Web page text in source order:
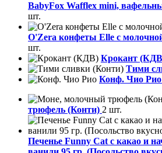
BabyFox Wafflex mini,
шт.
O'Zera конфеты Elle с
шт.
Крокант
Тими
Конф. Чио Рио
трюфель (Конти) 2 шт.
Печенье Funny Сat с какао и